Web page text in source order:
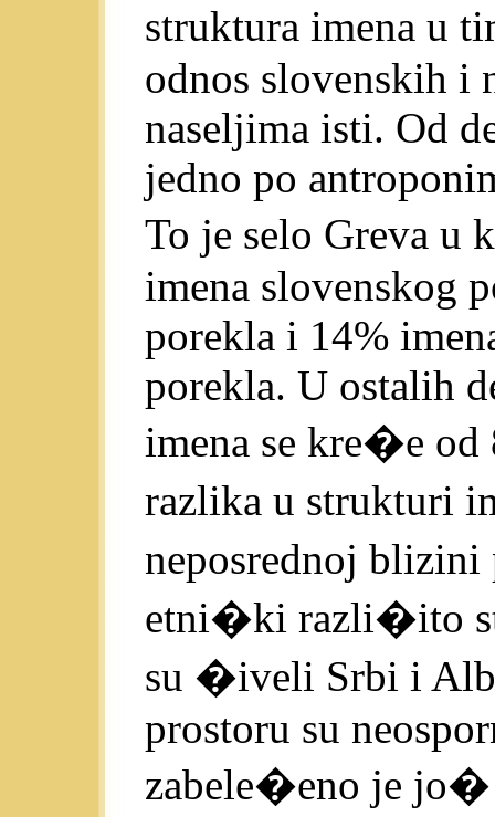
struktura imena u
odnos slovenskih i
naseljima isti. Od
jedno po
To je selo Greva u
imena slovenskog
porekla i 14%
porekla. U ostalih
imena se kre�e od
razlika u strukturi
neposrednoj
etni�ki razli�ito
su �iveli Srbi i
prostoru su
zabele�eno je jo�